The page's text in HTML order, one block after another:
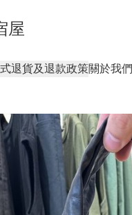
屋
退貨及退款政策關於我們